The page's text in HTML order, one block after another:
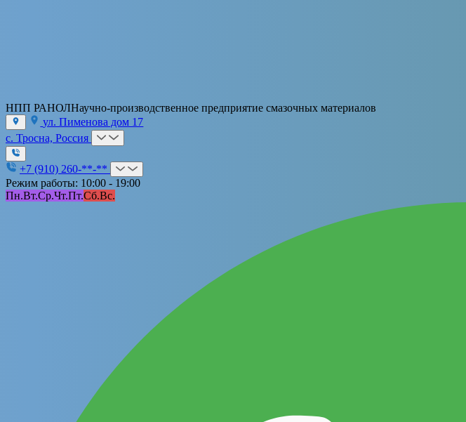
НПП РАНОЛНаучно-производственное предприятие смазочных материалов
ул. Пименова дом 17
с. Тросна, Россия
+7 (910) 260-**-**
Режим работы: 10:00 - 19:00
Пн.Вт.Ср.Чт.Пт.Сб.Вс.